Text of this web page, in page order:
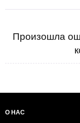
Произошла
О НАС